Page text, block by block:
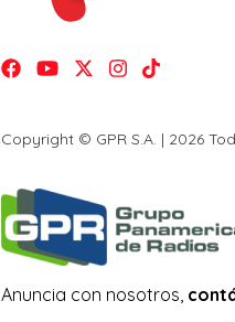
Copyright © GPR S.A. | 2026
Anuncia con nosotros,